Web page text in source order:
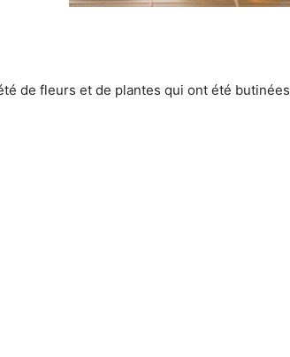
de fleurs et de plantes qui ont été butinées